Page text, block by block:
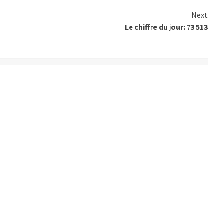
Next
Le chiffre du jour: 73 513